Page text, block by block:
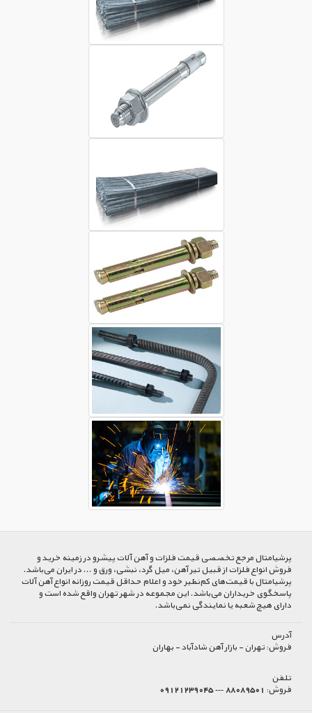
پرشیا‌متال مرجع تخصصی قیمت فلزات و آهن آلات پیشرو در زمینه خرید و
فروش انواع فلزات از قبیل تیر آهن، میل گرد، نبشی، ورق و ... در ایران می‌باشد.
پرشیامتال با قیمت‌های کم‌نظیر خود و اعلام حداقل قیمت روزانه انواع آهن آلات
پاسخگوی خریداران می‌باشد. این مجموعه در شهر تهران واقع شده است و
دارای هیچ شعبه یا نمایندگی نمی‌باشد.
آدرس
فروش:تهران - بازار آهن شادآباد - بهاران
تلفن
فروش: 88089501 --- 09121239045